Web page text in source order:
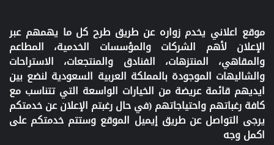
موقع اعلاني يخدم زواره عن طريق طرح كل ما يهمهم عبر
الإعلان لأهم الشركات والمؤسسات الخدمية، المطاعم
والمقاهي، المنتزهات، الفنادق والمنتجعات، الاستراحات
والشاليهات الموجودة بالمملكة العربية السعودية لنضع بين
ايديهم قائمة عريضة من الخيارات الواسعة التي تتناسب مع
كافة رغباتهم واحتياجاتهم (في حال رغبتم الإعلان عن خدمتكم
يرجى التواصل عن طريق إيميل الموقع وستتم خدمتكم على
اكمل وجه